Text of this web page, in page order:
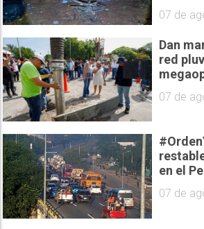
07 de
Dan
red
07 de
en el
07 de